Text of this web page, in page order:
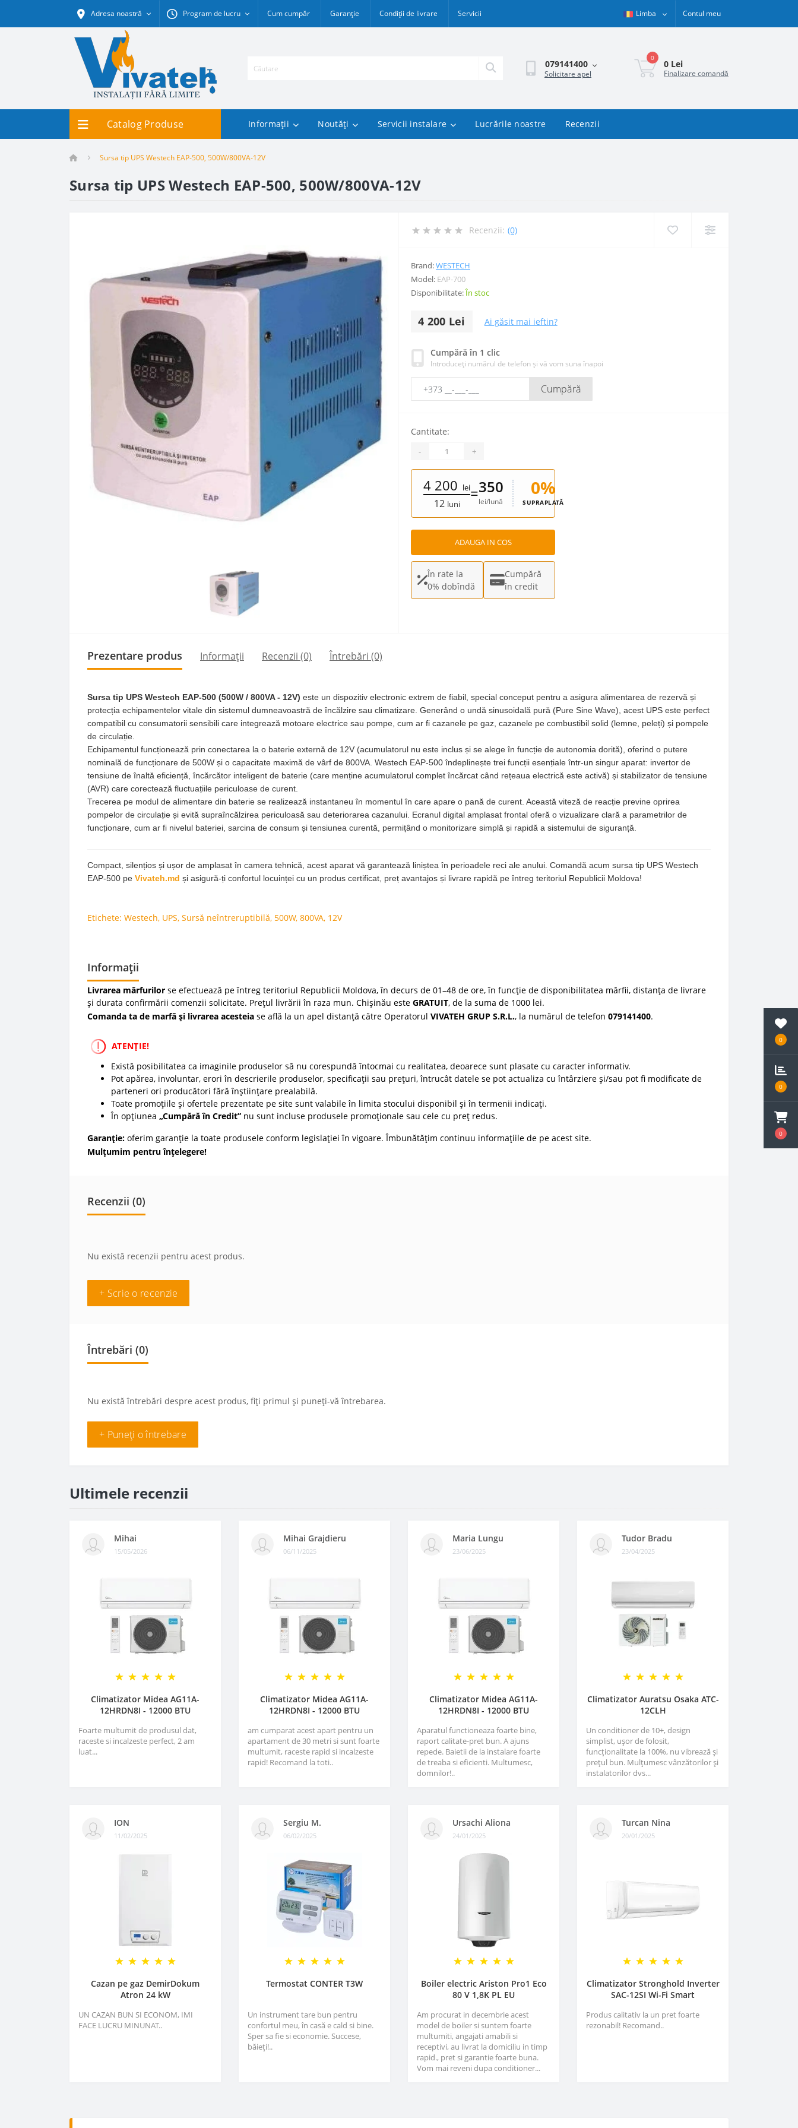
0
0
0
Adresa noastră Program de lucru Cum cumpăr Garanție Condiții de livrare Servicii Limba Contul meu
079141400
Solicitare apel
0
0 Lei
Finalizare comandă
Catalog Produse Informații Noutăți Servicii instalare Lucrările noastre Recenzii
Sursa tip UPS Westech EAP-500, 500W/800VA-12V
Sursa tip UPS Westech EAP-500, 500W/800VA-12V
Recenzii: (0)
Brand:WESTECH
Model: EAP-700
Disponibilitate:În stoc
4 200 Lei Ai găsit mai ieftin?
Cumpără în 1 clic
Introduceți numărul de telefon și vă vom suna înapoi
Cumpără
Cantitate:
- +
4 200 lei
12 luni
=350
lei/lună
0%
SUPRAPLATĂ
ADAUGA IN COS
În rate la
0% dobîndă
Cumpără
în credit
Prezentare produs Informații Recenzii (0) Întrebări (0)
Sursa tip UPS Westech EAP-500 (500W / 800VA - 12V) este un dispozitiv electronic extrem de fiabil, special conceput pentru a asigura alimentarea de rezervă și
protecția echipamentelor vitale din sistemul dumneavoastră de încălzire sau climatizare. Generând o undă sinusoidală pură (Pure Sine Wave), acest UPS este perfect
compatibil cu consumatorii sensibili care integrează motoare electrice sau pompe, cum ar fi cazanele pe gaz, cazanele pe combustibil solid (lemne, peleți) și pompele
de circulație.
Echipamentul funcționează prin conectarea la o baterie externă de 12V (acumulatorul nu este inclus și se alege în funcție de autonomia dorită), oferind o putere
nominală de funcționare de 500W și o capacitate maximă de vârf de 800VA. Westech EAP-500 îndeplinește trei funcții esențiale într-un singur aparat: invertor de
tensiune de înaltă eficiență, încărcător inteligent de baterie (care menține acumulatorul complet încărcat când rețeaua electrică este activă) și stabilizator de tensiune
(AVR) care corectează fluctuațiile periculoase de curent.
Trecerea pe modul de alimentare din baterie se realizează instantaneu în momentul în care apare o pană de curent. Această viteză de reacție previne oprirea
pompelor de circulație și evită supraîncălzirea periculoasă sau deteriorarea cazanului. Ecranul digital amplasat frontal oferă o vizualizare clară a parametrilor de
funcționare, cum ar fi nivelul bateriei, sarcina de consum și tensiunea curentă, permițând o monitorizare simplă și rapidă a sistemului de siguranță.
Compact, silențios și ușor de amplasat în camera tehnică, acest aparat vă garantează liniștea în perioadele reci ale anului. Comandă acum sursa tip UPS Westech
EAP-500 pe Vivateh.md și asigură-ți confortul locuinței cu un produs certificat, preț avantajos și livrare rapidă pe întreg teritoriul Republicii Moldova!
Etichete: Westech, UPS, Sursă neîntreruptibilă, 500W, 800VA, 12V
Informații
Livrarea mărfurilor se efectuează pe întreg teritoriul Republicii Moldova, în decurs de 01–48 de ore, în funcție de disponibilitatea mărfii, distanța de livrare
și durata confirmării comenzii solicitate. Prețul livrării în raza mun. Chișinău este GRATUIT, de la suma de 1000 lei.
Comanda ta de marfă și livrarea acesteia se află la un apel distanță către Operatorul VIVATEH GRUP S.R.L., la numărul de telefon 079141400.
ATENȚIE!
Există posibilitatea ca imaginile produselor să nu corespundă întocmai cu realitatea, deoarece sunt plasate cu caracter informativ.
Pot apărea, involuntar, erori în descrierile produselor, specificații sau prețuri, întrucât datele se pot actualiza cu întârziere și/sau pot fi modificate de
parteneri ori producători fără înștiințare prealabilă.
Toate promoțiile și ofertele prezentate pe site sunt valabile în limita stocului disponibil și în termenii indicați.
În opțiunea „Cumpără în Credit” nu sunt incluse produsele promoționale sau cele cu preț redus.
Garanție: oferim garanție la toate produsele conform legislației în vigoare. Îmbunătățim continuu informațiile de pe acest site.
Mulțumim pentru înțelegere!
Recenzii (0)
Nu există recenzii pentru acest produs.
+ Scrie o recenzie
Întrebări (0)
Nu există întrebări despre acest produs, fiți primul și puneți-vă întrebarea.
+ Puneți o întrebare
Ultimele recenzii
Mihai
15/05/2026
Climatizator Midea AG11A-
12HRDN8I - 12000 BTU
Foarte multumit de produsul dat,
raceste si incalzeste perfect, 2 am
luat...
Mihai Grajdieru
06/11/2025
Climatizator Midea AG11A-
12HRDN8I - 12000 BTU
am cumparat acest apart pentru un
apartament de 30 metri si sunt foarte
multumit, raceste rapid si incalzeste
rapid! Recomand la toti..
Maria Lungu
23/06/2025
Climatizator Midea AG11A-
12HRDN8I - 12000 BTU
Aparatul functioneaza foarte bine,
raport calitate-pret bun. A ajuns
repede. Baietii de la instalare foarte
de treaba si eficienti. Multumesc,
domnilor!..
Tudor Bradu
23/04/2025
Climatizator Auratsu Osaka ATC-
12CLH
Un conditioner de 10+, design
simplist, ușor de folosit,
funcționalitate la 100%, nu vibrează și
prețul bun. Mulțumesc vânzătorilor și
instalatorilor dvs...
ION
11/02/2025
Cazan pe gaz DemirDokum
Atron 24 kW
UN CAZAN BUN SI ECONOM, IMI
FACE LUCRU MINUNAT..
Sergiu M.
06/02/2025
Termostat CONTER T3W
Un instrument tare bun pentru
confortul meu, în casă e cald si bine.
Sper sa fie si economie. Succese,
băieți!..
Ursachi Aliona
24/01/2025
Boiler electric Ariston Pro1 Eco
80 V 1,8K PL EU
Am procurat in decembrie acest
model de boiler si suntem foarte
multumiti, angajati amabili si
receptivi, au livrat la domiciliu in timp
rapid., pret si garantie foarte buna.
Vom mai reveni dupa conditioner...
Turcan Nina
20/01/2025
Climatizator Stronghold Inverter
SAC-12SI Wi-Fi Smart
Produs calitativ la un pret foarte
rezonabil! Recomand..